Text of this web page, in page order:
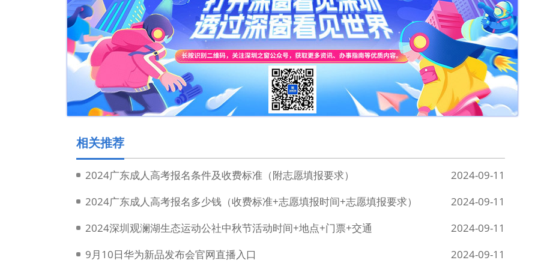
相关推荐
2024广东成人高考报名条件及收费标准（附志愿填报要求）
2024-09-11
2024广东成人高考报名多少钱（收费标准+志愿填报时间+志愿填报要求）
2024-09-11
2024深圳观澜湖生态运动公社中秋节活动时间+地点+门票+交通
2024-09-11
9月10日华为新品发布会官网直播入口
2024-09-11